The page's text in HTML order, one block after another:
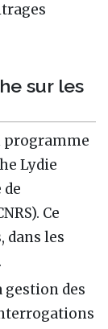
sur les
programme
Lydie
Ce
dans les
des